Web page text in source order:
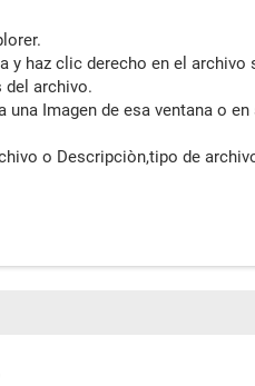
y haz clic derecho en el archivo
del archivo.
una Imagen de esa ventana o
o Descripciòn,tipo de